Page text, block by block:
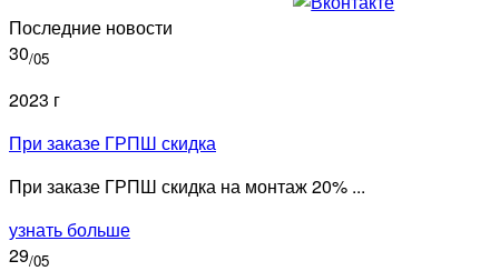
Последние новости
30/05
2023 г
При заказе ГРПШ скидка
При заказе ГРПШ скидка на монтаж 20% ...
узнать больше
29/05